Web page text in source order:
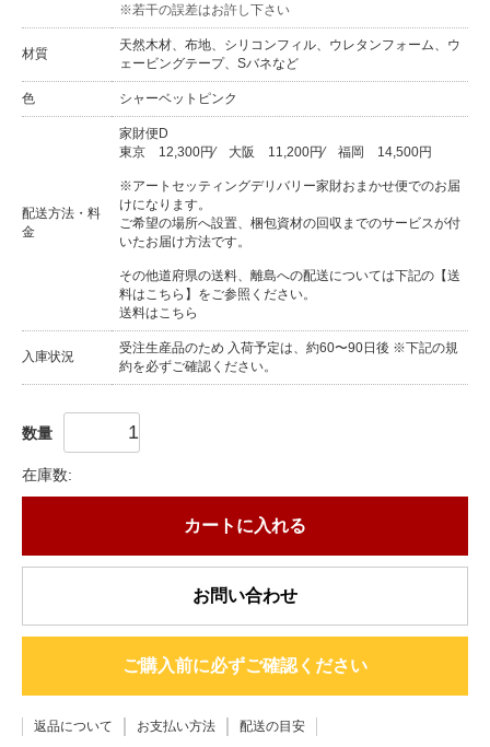
※若干の誤差はお許し下さい
材質
天然木材、布地、シリコンフィル、ウレタンフォーム、ウ
ェービングテープ、Sバネなど
色 シャーベットピンク
配送方法・料
金
家財便D
東京
12,300円⁄ 大阪 11,200円⁄ 福岡 14,500円
※アートセッティングデリバリー家財おまかせ便でのお届
けになります。
ご希望の場所へ設置、梱包資材の回収までのサービスが付
いたお届け方法です。
その他道府県の送料、離島への配送については下記の【送
料はこちら】をご参照ください。
送料はこちら
入庫状況
受注生産品のため 入荷予定は、約60〜90日後 ※下記の規
約を必ずご確認ください。
数量
在庫数:
カートに入れる
お問い合わせ
ご購入前に必ずご確認ください
返品について お支払い方法 配送の目安